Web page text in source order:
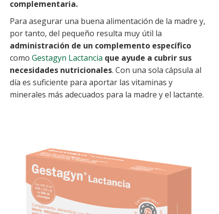
complementaria.
Para asegurar una buena alimentación de la madre y,
por tanto, del pequeño resulta muy útil la
administración de un complemento específico
como Gestagyn Lactancia que ayude a cubrir sus
necesidades nutricionales. Con una sola cápsula al
día es suficiente para aportar las vitaminas y
minerales más adecuados para la madre y el lactante.